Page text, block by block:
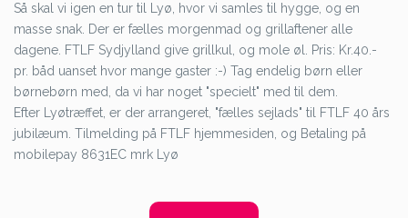
Så skal vi igen en tur til Lyø, hvor vi samles til hygge, og en
masse snak. Der er fælles morgenmad og grillaftener alle
dagene. FTLF Sydjylland give grillkul, og mole øl. Pris: Kr.40.-
pr. båd uanset hvor mange gaster :-) Tag endelig børn eller
børnebørn med, da vi har noget "specielt" med til dem.
Efter Lyøtræffet, er der arrangeret, "fælles sejlads" til FTLF 40 års
jubilæum. Tilmelding på FTLF hjemmesiden, og Betaling på
mobilepay 8631EC mrk Lyø